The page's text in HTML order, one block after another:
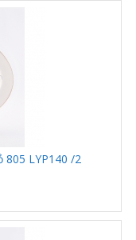
805 LYP140 /2